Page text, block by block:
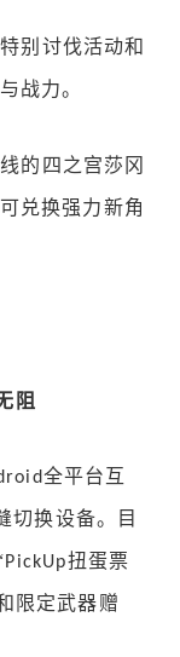
别讨伐活动和
战力。
的四之宫莎冈
兑换强力新角
阻
全平台互
切换设备。目
PickUp扭蛋票
限定武器赠